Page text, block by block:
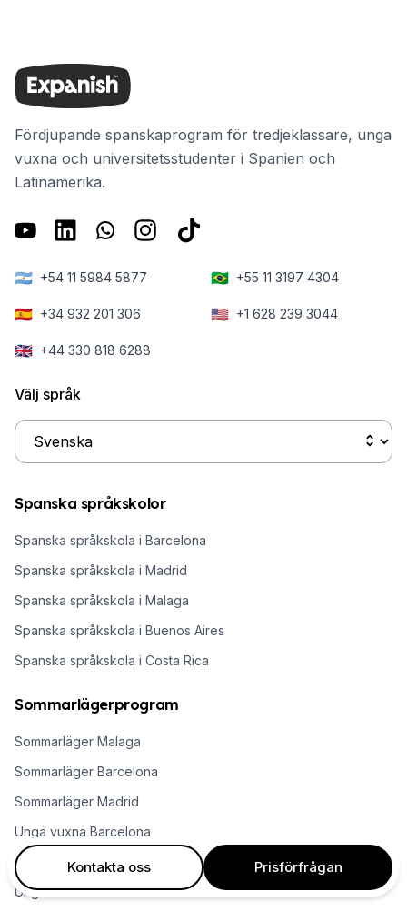
Fördjupande spanskaprogram för tredjeklassare, unga
vuxna och universitetsstudenter i Spanien och
Latinamerika.
🇦🇷 +54 11 5984 5877 🇧🇷 +55 11 3197 4304
🇪🇸 +34 932 201 306 🇺🇸 +1 628 239 3044
🇬🇧 +44 330 818 6288
Välj språk
Spanska språkskolor
Spanska språkskola i Barcelona
Spanska språkskola i Madrid
Spanska språkskola i Malaga
Spanska språkskola i Buenos Aires
Spanska språkskola i Costa Rica
Sommarlägerprogram
Sommarläger Malaga
Sommarläger Barcelona
Sommarläger Madrid
Unga vuxna Barcelona
Unga vuxna Malaga
Unga vuxna Madrid
Kontakta oss Prisförfrågan